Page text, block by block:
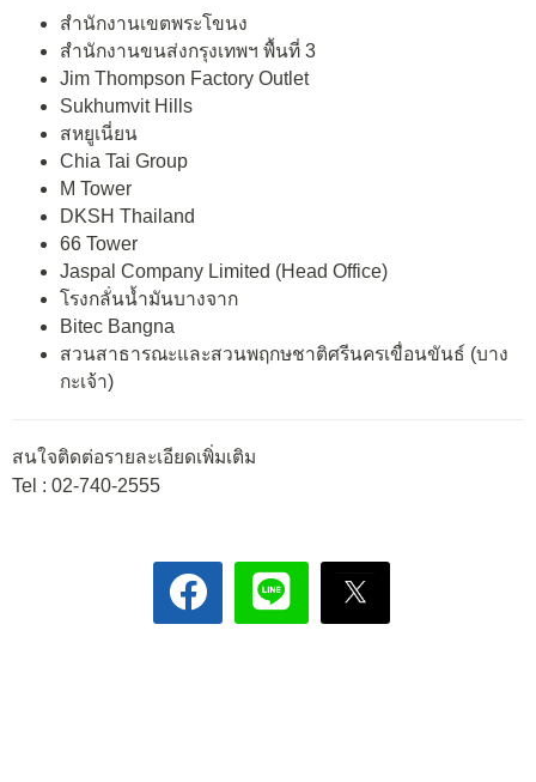
สำนักงานเขตพระโขนง
สำนักงานขนส่งกรุงเทพฯ พื้นที่ 3
Jim Thompson Factory Outlet
Sukhumvit Hills
สหยูเนี่ยน
Chia Tai Group
M Tower
DKSH Thailand
66 Tower
Jaspal Company Limited (Head Office)
โรงกลั่นน้ำมันบางจาก
Bitec Bangna
สวนสาธารณะและสวนพฤกษชาติศรีนครเขื่อนขันธ์ (บาง
กะเจ้า)
สนใจติดต่อรายละเอียดเพิ่มเติม
Tel : 02-740-2555